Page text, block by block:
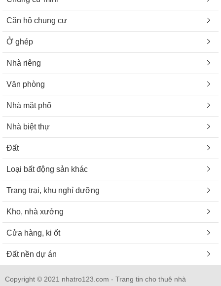
Căn hộ chung cư
Ở ghép
Nhà riêng
Văn phòng
Nhà mặt phố
Nhà biệt thự
Đất
Loại bất động sản khác
Trang trại, khu nghỉ dưỡng
Kho, nhà xưởng
Cửa hàng, ki ốt
Đất nền dự án
Copyright © 2021 nhatro123.com - Trang tin cho thuê nhà